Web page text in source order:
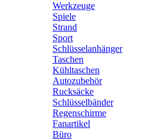
Werkzeuge
Spiele
Strand
Sport
Schlüsselanhänger
Taschen
Kühltaschen
Autozubehör
Rucksäcke
Schlüsselbänder
Regenschirme
Fanartikel
Büro